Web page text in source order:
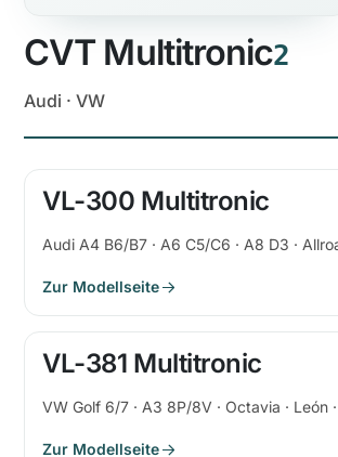
CVT Multitronic2
Audi · VW
VL-300 Multitronic
Audi A4 B6/B7 · A6 C5/C6 · A8 D3 ·
Zur Modellseite
VL-381 Multitronic
VW Golf 6/7 · A3 8P/8V · Octavia · León
Zur Modellseite